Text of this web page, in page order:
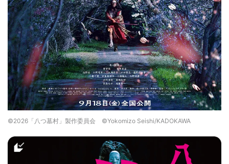
©2026「八つ墓村」製作委員会 ©Yokomizo Seishi/KADOKAWA